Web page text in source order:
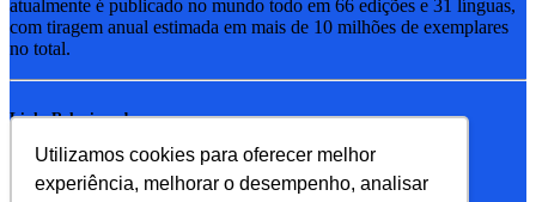
Utilizamos cookies para oferecer melhor
experiência, melhorar o desempenho, analisar
atualmente é publicado no mundo todo em 66 edições e 31 línguas,
com tiragem anual estimada em mais de 10 milhões de exemplares
no total.
Links Relacionados
RSB - Rede Salesiana Brasil
EDEBE - Editora